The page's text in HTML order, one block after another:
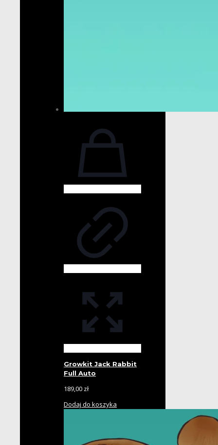
Growkit Jack Rabbit
Full Auto
189,00 zł
Dodaj do koszyka